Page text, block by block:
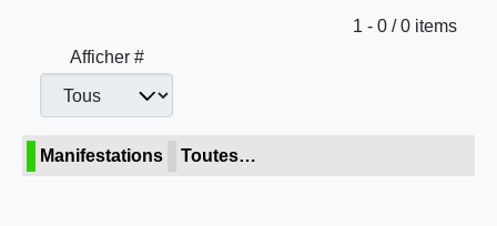
Limite de la pagination
1 - 0 / 0 items
Afficher #
Manifestations Toutes…